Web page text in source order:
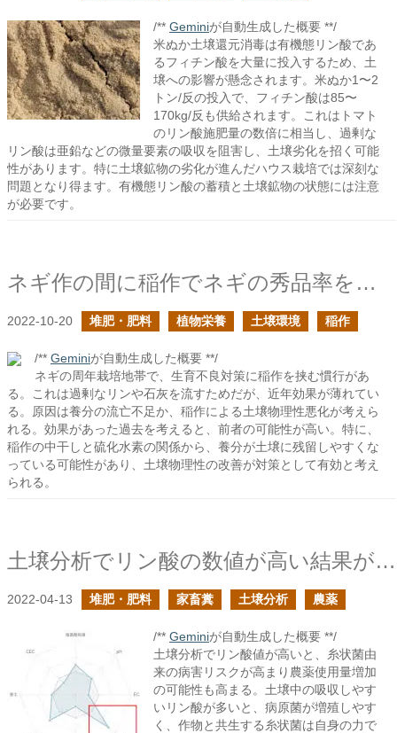
/** Geminiが自動生成した概要 **/
米ぬか土壌還元消毒は有機態リン酸であ
るフィチン酸を大量に投入するため、土
壌への影響が懸念されます。米ぬか1〜2
トン/反の投入で、フィチン酸は85〜
170kg/反も供給されます。これはトマト
のリン酸施肥量の数倍に相当し、過剰な
リン酸は亜鉛などの微量要素の吸収を阻害し、土壌劣化を招く可能
性があります。特に土壌鉱物の劣化が進んだハウス栽培では深刻な
問題となり得ます。有機態リン酸の蓄積と土壌鉱物の状態には注意
が必要です。
ネギ作の間に稲作でネギの秀品率を上げるつもりが…
2022-10-20 堆肥・肥料 植物栄養 土壌環境 稲作
/** Geminiが自動生成した概要 **/
ネギの周年栽培地帯で、生育不良対策に稲作を挟む慣行があ
る。これは過剰なリンや石灰を流すためだが、近年効果が薄れてい
る。原因は養分の流亡不足か、稲作による土壌物理性悪化が考えら
れる。効果があった過去を考えると、前者の可能性が高い。特に、
稲作の中干しと硫化水素の関係から、養分が土壌に残留しやすくな
っている可能性があり、土壌物理性の改善が対策として有効と考え
られる。
土壌分析でリン酸の数値が高い結果が返ってきたら次作は気を引き締めた方が良い
2022-04-13 堆肥・肥料 家畜糞 土壌分析 農薬
/** Geminiが自動生成した概要 **/
土壌分析でリン酸値が高いと、糸状菌由
来の病害リスクが高まり農薬使用量増加
の可能性も高まる。土壌中の吸収しやす
いリン酸が多いと、病原菌が増殖しやす
く、作物と共生する糸状菌は自身の力で